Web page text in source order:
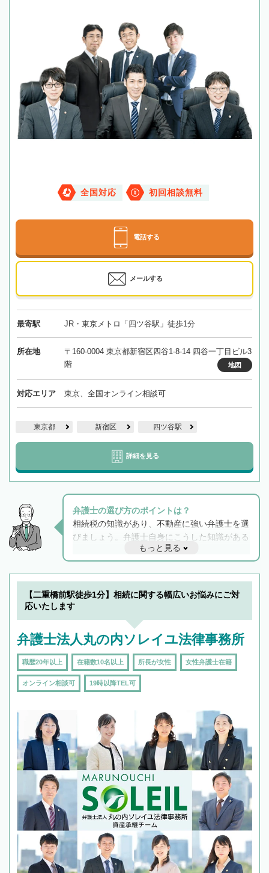
全国対応 初回相談無料
電話する
メールする
最寄駅 JR・東京メトロ「四ツ谷駅」徒歩1分
所在地
〒160-0004 東京都新宿区四谷1-8-14 四谷一丁目ビル3
階
地図
対応エリア 東京、全国オンライン相談可
東京都 新宿区 四ツ谷駅
詳細を見る
弁護士の選び方のポイントは？
相続税の知識があり、不動産に強い弁護士を選
びましょう。弁護士自身にこうした知識がある
と他士業との連携もスムーズに進み、トラブル
解決のみならず相続をトータルで任せることが
できます。また、相続は感情がからむ分野なの
でフィーリングも重要です。実際に電話や面談
で複数の弁護士と会話をしてウマが合う方に依
もっと見る
【二重橋前駅徒歩1分】相続に関する幅広いお悩みにご対
応いたします
弁護士法人丸の内ソレイユ法律事務所
職歴20年以上 在籍数10名以上 所長が女性 女性弁護士在籍
オンライン相談可 19時以降TEL可